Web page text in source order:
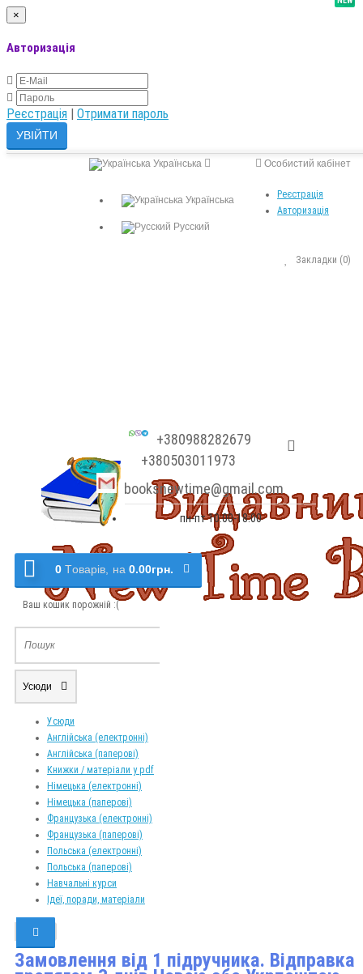
×
Авторизація
Реєстрація | Отримати пароль
Особистий кабінет
Реєстрація
Авторизація
Українська
Українська
Русский
Закладки (0)
+380988282679
+380503011973
booksnewtime@gmail.com
пн-пт 10:00-18:00
0 Tоварів, на 0.00грн.
Ваш кошик порожній :(
Усюди
Усюди
Англійська (електронні)
Англійська (паперові)
Книжки / матеріали у pdf
Німецька (електронні)
Німецька (паперові)
Французька (електронні)
Французька (паперові)
Польська (електронні)
Польська (паперові)
Навчальні курси
Ідеї, поради, матеріали
Замовлення від 1 підручника. Відправка